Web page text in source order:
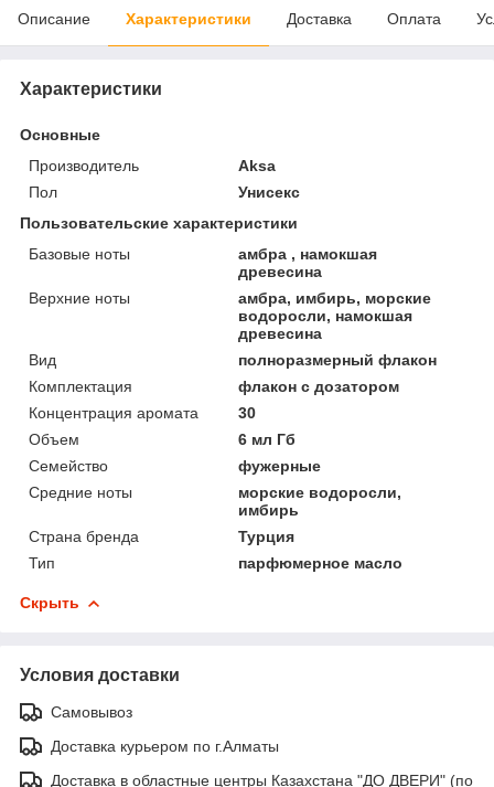
Описание Характеристики Доставка Оплата
Характеристики
Основные
Производитель
Aksa
Пол
Унисекс
Пользовательские характеристики
Базовые ноты
амбра , намокшая
древесина
Верхние ноты
амбра, имбирь, морские
водоросли, намокшая
древесина
Вид
полноразмерный флакон
Комплектация
флакон с дозатором
Концентрация аромата
30
Объем
6 мл Гб
Семейство
фужерные
Средние ноты
морские водоросли,
имбирь
Страна бренда
Турция
Тип
парфюмерное масло
Скрыть
Условия доставки
Самовывоз
Доставка курьером по г.Алматы
Доставка в областные центры Казахстана "ДО ДВЕРИ" (по